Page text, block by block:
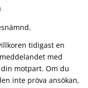
tidigast en
med
motpart. Om du
inte pröva ansökan,